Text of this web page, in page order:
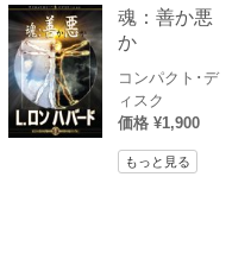
魂：善か悪
か
コンパクト･デ
ィスク
価格 ¥1,900
もっと見る